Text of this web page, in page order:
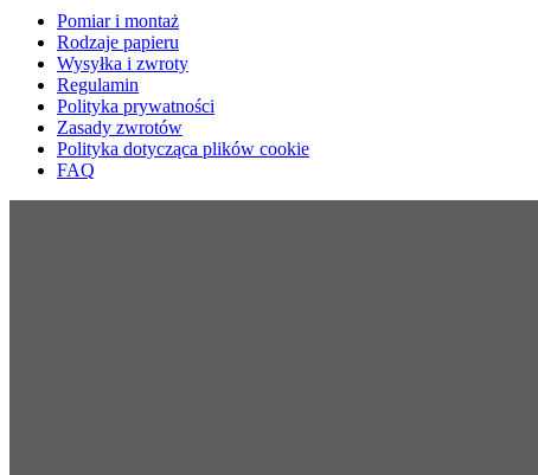
Pomiar i montaż
Rodzaje papieru
Wysyłka i zwroty
Regulamin
Polityka prywatności
Zasady zwrotów
Polityka dotycząca plików cookie
FAQ